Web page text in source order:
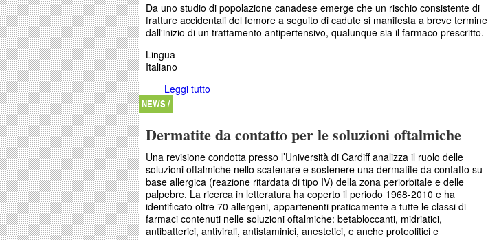
Da uno studio di popolazione canadese emerge che un rischio consistente di
fratture accidentali del femore a seguito di cadute si manifesta a breve termine
dall'inizio di un trattamento antipertensivo, qualunque sia il farmaco prescritto.
Lingua
Italiano
Leggi tutto
NEWS /
Dermatite da contatto per le soluzioni oftalmiche
Una revisione condotta presso l’Università di Cardiff analizza il ruolo delle
soluzioni oftalmiche nello scatenare e sostenere una dermatite da contatto su
base allergica (reazione ritardata di tipo IV) della zona periorbitale e delle
palpebre. La ricerca in letteratura ha coperto il periodo 1968-2010 e ha
identificato oltre 70 allergeni, appartenenti praticamente a tutte le classi di
farmaci contenuti nelle soluzioni oftalmiche: betabloccanti, midriatici,
antibatterici, antivirali, antistaminici, anestetici, e anche proteolitici e